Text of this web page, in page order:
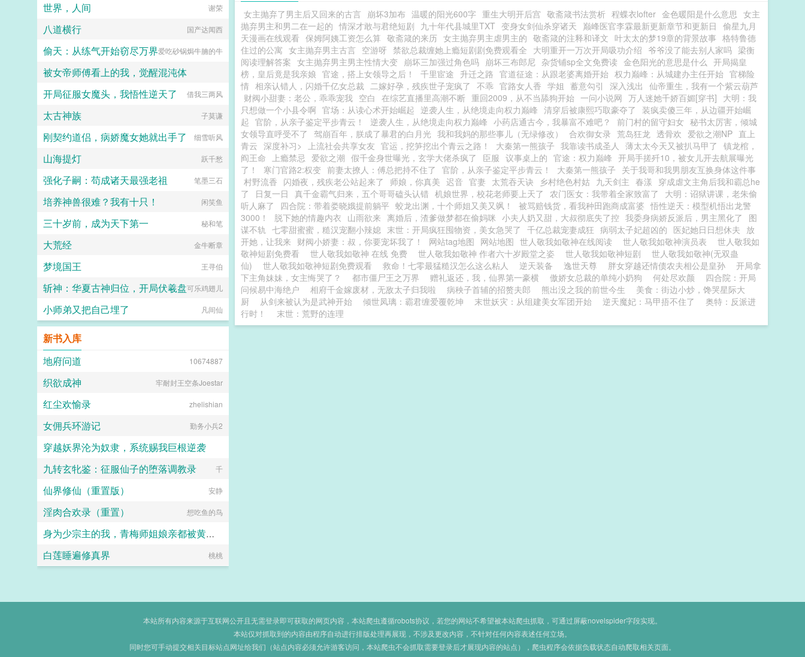
女主抛弃了男主后又回来的古言 崩坏3加布 温暖的阳光600字 重生大明开后宫 敬斋箴书法赏析 程蝶衣lofter 金色暖阳是什么意思 女主
抛弃男主和男二在一起的 情深才敢与君绝短剧 九十年代县城里TXT 变身女剑仙杀穿诸天 巅峰医官李霖最新更新章节和更新日 偷星九月
天漫画在线观看 保姆阿姨工资怎么算 敬斋箴的来历 女主抛弃男主虐男主的 敬斋箴的注释和译文 叶太太的梦19章的背景故事 格特鲁德
住过的公寓 女主抛弃男主古言 空游呀 禁欲总裁缠她上瘾短剧剧免费观看全 大明重开一万次开局吸功介绍 爷爷没了能去别人家吗 梁衡
阅读理解答案 女主抛弃男主男主性情大变 崩坏三加强过角色吗 崩坏三布郎尼 杂货铺sp全文免费读 金色阳光的意思是什么 开局揭皇
榜，皇后竟是我亲娘 官途，搭上女领导之后！ 千里宦途 升迁之路 官道征途：从跟老婆离婚开始 权力巅峰：从城建办主任开始 官梯险
情 相亲认错人，闪婚千亿女总裁 二嫁好孕，残疾世子宠疯了 不乖 官路女人香 学姐 蓄意勾引 深入浅出 仙帝重生，我有一个紫云葫芦
财阀小甜妻：老公，乖乖宠我 空白 在综艺直播里高潮不断 重回2009，从不当舔狗开始 一问小说网 万人迷她千娇百媚[穿书] 大明：我
只想做一个小县令啊 官场：从读心术开始崛起 逆袭人生，从绝境走向权力巅峰 清穿后被康熙巧取豪夺了 装疯卖傻三年，从边疆开始崛
起 官阶，从亲子鉴定平步青云！ 逆袭人生，从绝境走向权力巅峰 小药店通古今，我暴富不难吧？ 前门村的留守妇女 秘书太厉害，倾城
女领导直呼受不了 驾崩百年，朕成了暴君的白月光 我和我妈的那些事儿（无绿修改） 合欢御女录 荒岛狂龙 透骨欢 爱欲之潮NP 直上
青云 深度补习> 上流社会共享女友 官运，挖笋挖出个青云之路！ 大秦第一熊孩子 我靠读书成圣人 薄太太今天又被扒马甲了 镇龙棺，
阎王命
上瘾禁忌 爱欲之潮 假千金身世曝光，玄学大佬杀疯了 臣服 议事桌上的 官途：权力巅峰 开局手搓歼10，被女儿开去航展曝光
了！
寒门官路2:权变 前妻太撩人：傅总把持不住了 官阶，从亲子鉴定平步青云！ 大秦第一熊孩子 关于我哥和我男朋友互换身体这件事
村野流香 闪婚夜，残疾老公站起来了 师娘，你真美 迟音 官妻 太荒吞天诀 乡村绝色村姑 九天剑主 春漾 穿成虐文主角后我和霸总he
了
日复一日 真千金霸气归来，五个哥哥磕头认错 机娘世界，校花老师要上天了 农门医女：我带着全家致富了
大明：诏狱讲课，老朱偷
听人麻了
四合院：带着娄晓娥提前躺平 蛟龙出渊，十个师姐又美又飒！ 被骂赔钱货，看我种田跑商成富婆 悟性逆天：模型机悟出龙警
3000！
脱下她的情趣内衣 山雨欲来 离婚后，渣爹做梦都在偷妈咪 小夫人奶又甜，大叔彻底失了控 我委身病娇反派后，男主黑化了
图
谋不轨 七零甜蜜蜜，糙汉宠翻小辣媳 末世：开局疯狂囤物资，美女急哭了 千亿总裁宠妻成狂 病弱太子妃超凶的 医妃她日日想休夫 放
开她，让我来 财阀小娇妻：叔，你要宠坏我了！ 网站tag地图 网站地图 世人敬我如敬神在线阅读 世人敬我如敬神演员表
世人敬我如
敬神短剧免费看
世人敬我如敬神 在线 免费 世人敬我如敬神 作者六十岁殿堂之姿 世人敬我如敬神短剧
世人敬我如敬神(无双蛊
仙)
世人敬我如敬神短剧免费观看 救命！七零最猛糙汉怎么这么粘人 逆天装备 逸世天尊 胖女穿越还情债农夫相公是皇孙
开局拿
下主角妹妹，女主悔哭了？
都市僵尸王之万界 赠礼返还，我，仙界第一豪横 傲娇女总裁的单纯小奶狗 何处尽欢颜
四合院：开局
问候易中海绝户
相府千金嫁废材，无敌太子归我啦 病秧子首辅的招赘夫郎 熊出没之我的前世今生
美食：街边小炒，馋哭星际大
厨
从剑来被认为是武神开始 倾世凤璃：霸君缠爱覆乾坤 末世妖灾：从组建美女军团开始 逆天魔妃：马甲捂不住了
奥特：反派进
行时！
末世：荒野的连理
世界，人间
谢荣
八道横行 国产达闻西
偷天：从练气开始窃尽万界爱吃砂锅焗牛腩的牛
被女帝师傅看上的我，觉醒混沌体
野山椒炒牛柳
开局征服女魔头，我悟性逆天了 借我三两风
太古神族 子莫谦
刚契约道侣，病娇魔女她就出手了 细雪听风
山海提灯 跃千愁
强化子嗣：苟成诸天最强老祖 笔墨三石
培养神兽很难？我有十只！ 闲笑鱼
三十岁前，成为天下第一 秘和笔
大荒经 金牛断章
梦境国王 王寻伯
斩神：华夏古神归位，开局伏羲盘可乐鸡翅儿
小师弟又把自己埋了 凡间仙
新书入库
地府问道
10674887
织欲成神 牢耐封王空条Joestar
红尘欢愉录 zhelishian
女佣兵环游记 勤务小兵2
穿越妖界沦为奴隶，系统赐我巨根逆袭
lzymyyear
九转玄牝鉴：征服仙子的堕落调教录 千
仙界修仙（重置版） 安静
淫肉合欢录（重置） 想吃鱼的鸟
身为少宗主的我，青梅师姐娘亲都被黄毛牛走了
江南大刀2012
白莲睡遍修真界 桃桃
本站所有内容来源于互联网公开且无需登录即可获取的网页内容，本站爬虫遵循robots协议，若您的网站不希望被本站爬虫抓取，可通过屏蔽novelspider字段实现。
本站仅对抓取到的内容由程序自动进行排版处理再展现，不涉及更改内容，不针对任何内容表述任何立场。
同时您可手动提交相关目标站点网址给我们（站点内容必须允许游客访问，本站爬虫不会抓取需要登录后才展现内容的站点），爬虫程序会依据负载状态自动爬取相关页面。